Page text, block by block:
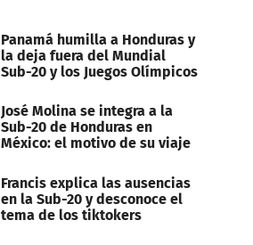
Panamá humilla a Honduras y
la deja fuera del Mundial
Sub-20 y los Juegos Olímpicos
José Molina se integra a la
Sub-20 de Honduras en
México: el motivo de su viaje
Francis explica las ausencias
en la Sub-20 y desconoce el
tema de los tiktokers